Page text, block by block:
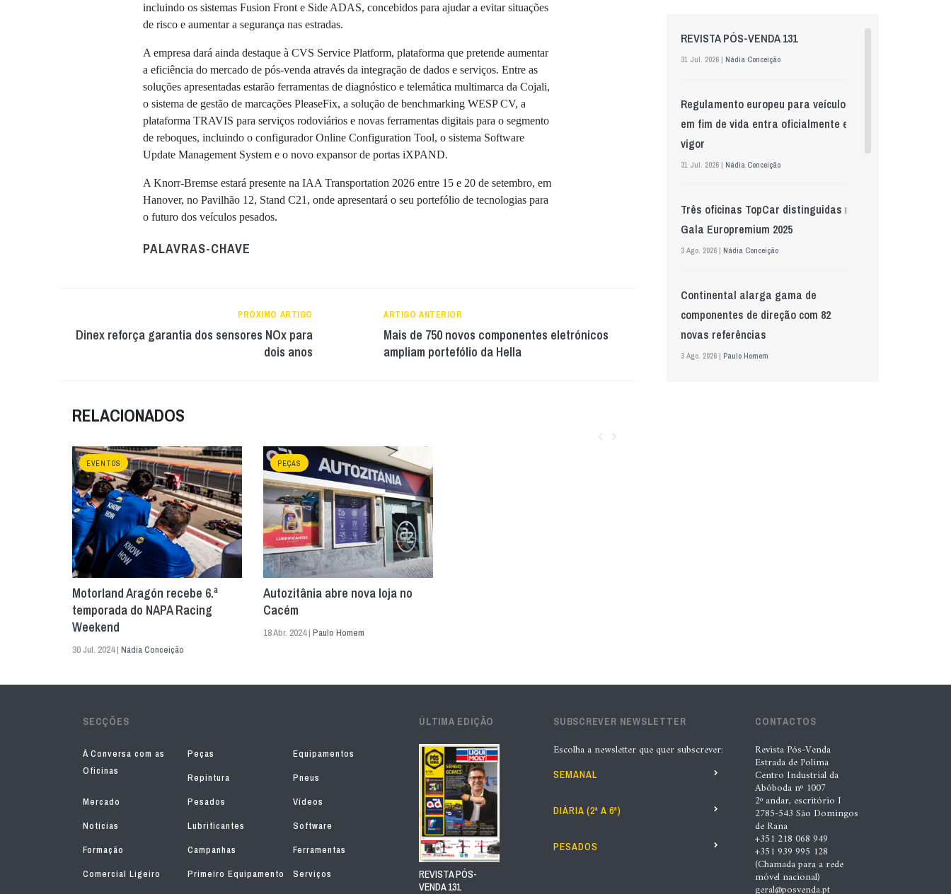
incluindo os sistemas Fusion Front e Side ADAS, concebidos para ajudar a evitar situações
de risco e aumentar a segurança nas estradas.
A empresa dará ainda destaque à CVS Service Platform, plataforma que pretende aumentar
a eficiência do mercado de pós-venda através da integração de dados e serviços. Entre as
soluções apresentadas estarão ferramentas de diagnóstico e telemática multimarca da Cojali,
o sistema de gestão de marcações PleaseFix, a solução de benchmarking WESP CV, a
plataforma TRAVIS para serviços rodoviários e novas ferramentas digitais para o segmento
de reboques, incluindo o configurador Online Configuration Tool, o sistema Software
Update Management System e o novo expansor de portas iXPAND.
A Knorr-Bremse estará presente na IAA Transportation 2026 entre 15 e 20 de setembro, em
Hanover, no Pavilhão 12, Stand C21, onde apresentará o seu portefólio de tecnologias para
o futuro dos veículos pesados.
PALAVRAS-CHAVE
PRÓXIMO ARTIGO
Dinex reforça garantia dos sensores NOx para
dois anos
ARTIGO ANTERIOR
Mais de 750 novos componentes eletrónicos
ampliam portefólio da Hella
RELACIONADOS
EVENTOS
Motorland Aragón recebe 6.ª
temporada do NAPA Racing
Weekend
30 Jul. 2024 | Nádia Conceição
PEÇAS
Autozitânia abre nova loja no
Cacém
18 Abr. 2024 | Paulo Homem
REVISTA PÓS-VENDA 131
31 Jul. 2026 | Nádia Conceição
Regulamento europeu para veículos
em fim de vida entra oficialmente em
vigor
31 Jul. 2026 | Nádia Conceição
Três oficinas TopCar distinguidas na
Gala Europremium 2025
3 Ago. 2026 | Nádia Conceição
Continental alarga gama de
componentes de direção com 82
novas referências
3 Ago. 2026 | Paulo Homem
Automechanika marca nova fase da
Nádia Conceição
AVA apresenta novas soluções de
gestão térmica na Automechanika
5 Ago. 2026 | Nádia Conceição
B-Parts expande operação para a
SECÇÕES
À Conversa com as
Oficinas
Peças
Equipamentos
Repintura
Pneus
Mercado
Pesados
Vídeos
Notícias
Lubrificantes
Software
Formação
Campanhas
Ferramentas
Comercial Ligeiro
Primeiro Equipamento
Serviços
ÚLTIMA EDIÇÃO
REVISTA PÓS-
VENDA 131
SUBSCREVER NEWSLETTER
Escolha a newsletter que quer subscrever:
SEMANAL
DIÁRIA (2ª A 6ª)
PESADOS
CONTACTOS
Revista Pós-Venda
Estrada de Polima
Centro Industrial da
Abóboda nº 1007
2º andar, escritório I
2785-543 São Domingos
de Rana
+351 218 068 949
+351 939 995 128
(Chamada para a rede
móvel nacional)
geral@posvenda.pt